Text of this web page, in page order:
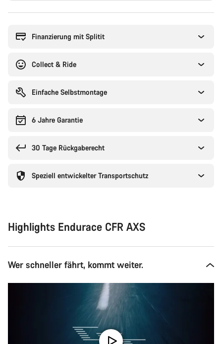
Finanzierung mit Splitit
Collect & Ride
Einfache Selbstmontage
6 Jahre Garantie
30 Tage Rückgaberecht
Speziell entwickelter Transportschutz
Highlights Endurace CFR AXS
Wer schneller fährt, kommt weiter.